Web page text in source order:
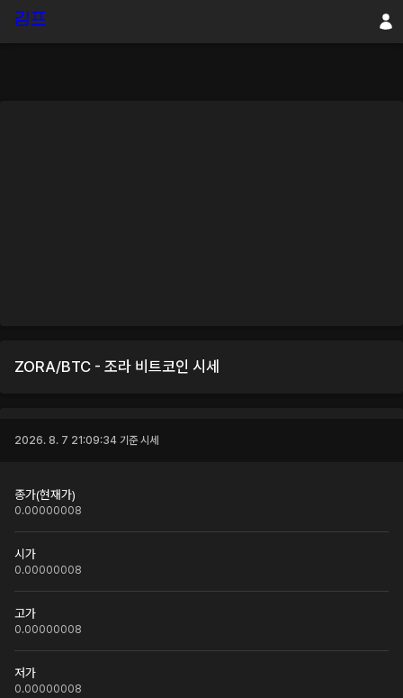
ZORA/BTC - 조라 비트코인 시세
2026. 8. 7 21:09:34 기준 시세
종가(현재가)
0.00000008
시가
0.00000008
고가
0.00000008
저가
0.00000008